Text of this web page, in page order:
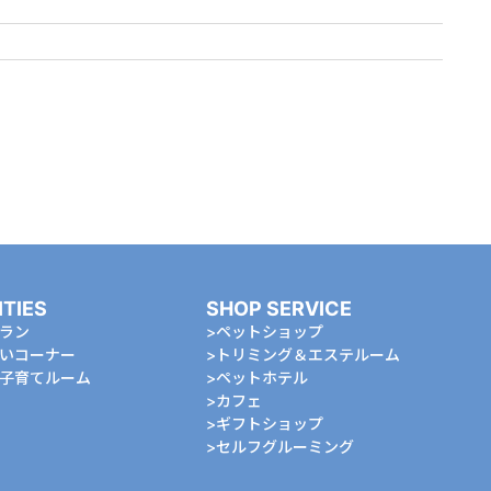
ン
コーナー
育てルーム
SHOP SERVICE
ペットショップ
トリミング＆エステルーム
ペットホテル
カフェ
ギフトショップ
セルフグルーミング